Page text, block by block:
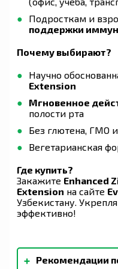
Подросткам и
поддержки
Почему выбирают?
Научно
Extension
Мгновенное
полости рта
Без глютена, ГМО
Вегетарианская
Где купить?
Закажите Enhanced
Extension на сайте
Узбекистану.
эффективно!
+ Рекомендации